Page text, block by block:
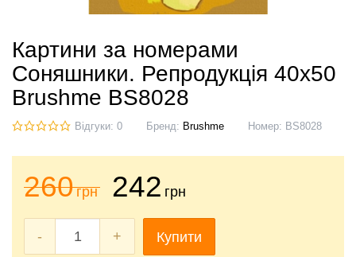
Картини за номерами
Соняшники. Репродукція 40x50
Brushme BS8028
Відгуки: 0 Бренд: Brushme Номер: BS8028
260грн 242 грн
- + Купити